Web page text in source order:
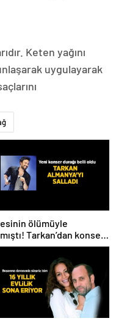
Keten yağını
uygulayarak
ölümüyle
Tarkan’dan konser